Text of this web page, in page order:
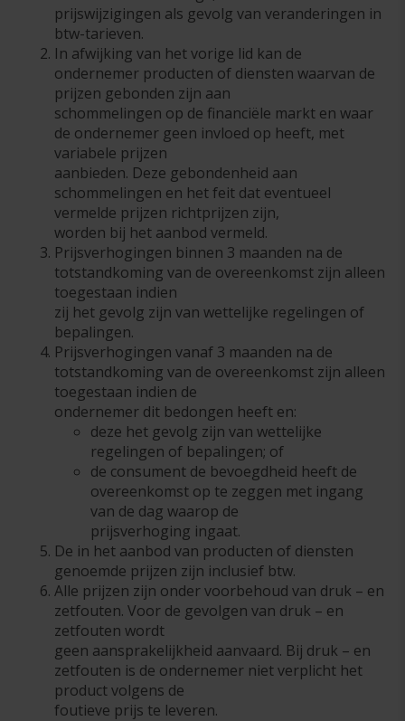
prijswijzigingen als gevolg van veranderingen in
btw-tarieven.
In afwijking van het vorige lid kan de
ondernemer producten of diensten waarvan de
prijzen gebonden zijn aan
schommelingen op de financiële markt en waar
de ondernemer geen invloed op heeft, met
variabele prijzen
aanbieden. Deze gebondenheid aan
schommelingen en het feit dat eventueel
vermelde prijzen richtprijzen zijn,
worden bij het aanbod vermeld.
Prijsverhogingen binnen 3 maanden na de
totstandkoming van de overeenkomst zijn alleen
toegestaan indien
zij het gevolg zijn van wettelijke regelingen of
bepalingen.
Prijsverhogingen vanaf 3 maanden na de
totstandkoming van de overeenkomst zijn alleen
toegestaan indien de
ondernemer dit bedongen heeft en:
deze het gevolg zijn van wettelijke
regelingen of bepalingen; of
de consument de bevoegdheid heeft de
overeenkomst op te zeggen met ingang
van de dag waarop de
prijsverhoging ingaat.
De in het aanbod van producten of diensten
genoemde prijzen zijn inclusief btw.
Alle prijzen zijn onder voorbehoud van druk – en
zetfouten. Voor de gevolgen van druk – en
zetfouten wordt
geen aansprakelijkheid aanvaard. Bij druk – en
zetfouten is de ondernemer niet verplicht het
product volgens de
foutieve prijs te leveren.